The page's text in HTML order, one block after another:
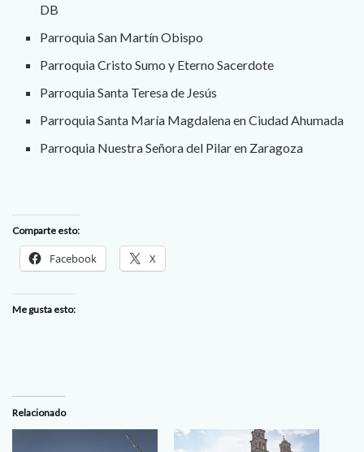
DB
Parroquia San Martín Obispo
Parroquia Cristo Sumo y Eterno Sacerdote
Parroquia Santa Teresa de Jesús
Parroquia Santa María Magdalena en Ciudad Ahumada
Parroquia Nuestra Señora del Pilar en Zaragoza
Comparte esto:
Facebook X
Me gusta esto:
Relacionado